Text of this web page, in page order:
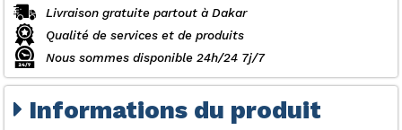
Livraison gratuite partout à Dakar
Qualité de services et de produits
Nous sommes disponible 24h/24 7j/7
Informations du produit